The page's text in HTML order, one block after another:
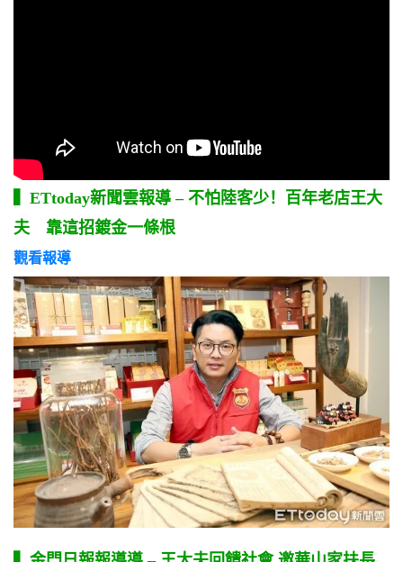
ETtoday新聞雲報導– 不怕陸客少！百年老店王大
夫 靠這招鍍金一條根
觀看報導